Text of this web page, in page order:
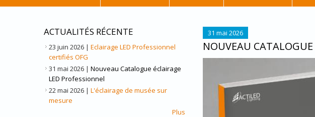
31 mai 2026
NOUVEAU CATALOGUE
ACTUALITÉS RÉCENTE
23 juin 2026 | Eclairage LED Professionnel
certifiés OFG
31 mai 2026 | Nouveau Catalogue éclairage
LED Professionnel
22 mai 2026 | L'éclairage de musée sur
mesure
Plus